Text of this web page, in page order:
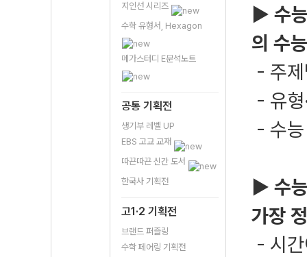
지인선 시리즈
수학 유형서, Hexagon
메가스터디 E분석노트
공통 기획전
생기부 레벨 UP
EBS 고교 교재
따끈따끈 신간 도서
한국사 기획전
고1·2 기획전
브랜드 퍼즐링
수학 페어링 기획전
▶ 수
의 수
- 주
- 유
- 수
▶ 수
가장
- 시